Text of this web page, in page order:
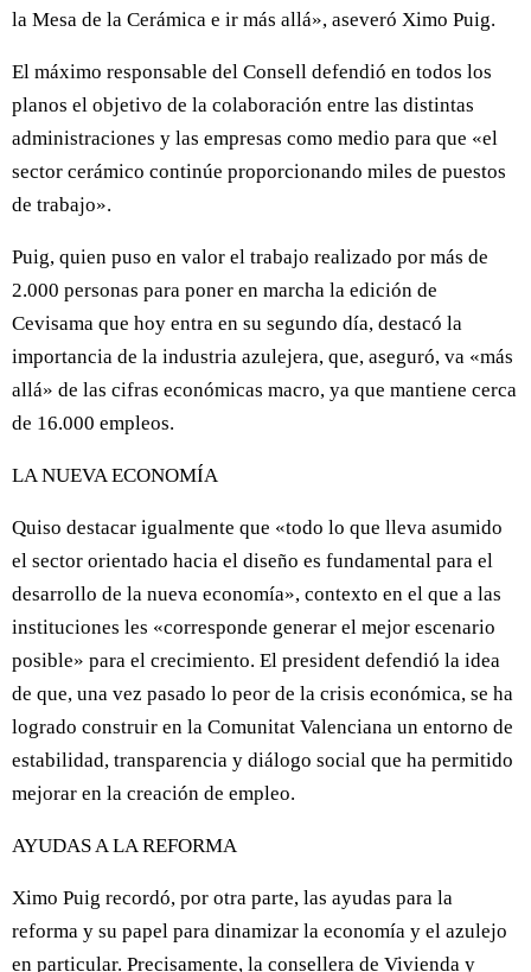
la Mesa de la Cerámica e ir más allá», aseveró Ximo Puig.
El máximo responsable del Consell defendió en todos los
planos el objetivo de la colaboración entre las distintas
administraciones y las empresas como medio para que «el
sector cerámico continúe proporcionando miles de puestos
de trabajo».
Puig, quien puso en valor el trabajo realizado por más de
2.000 personas para poner en marcha la edición de
Cevisama que hoy entra en su segundo día, destacó la
importancia de la industria azulejera, que, aseguró, va «más
allá» de las cifras económicas macro, ya que mantiene cerca
de 16.000 empleos.
LA NUEVA ECONOMÍA
Quiso destacar igualmente que «todo lo que lleva asumido
el sector orientado hacia el diseño es fundamental para el
desarrollo de la nueva economía», contexto en el que a las
instituciones les «corresponde generar el mejor escenario
posible» para el crecimiento. El president defendió la idea
de que, una vez pasado lo peor de la crisis económica, se ha
logrado construir en la Comunitat Valenciana un entorno de
estabilidad, transparencia y diálogo social que ha permitido
mejorar en la creación de empleo.
AYUDAS A LA REFORMA
Ximo Puig recordó, por otra parte, las ayudas para la
reforma y su papel para dinamizar la economía y el azulejo
en particular. Precisamente, la consellera de Vivienda y